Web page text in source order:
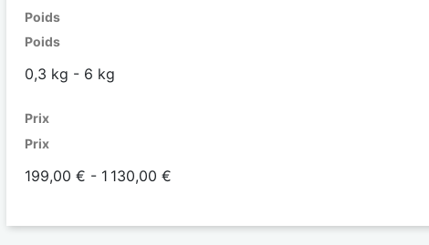
Poids
Poids
0,3 kg - 6 kg
Prix
Prix
199,00 € - 1 130,00 €